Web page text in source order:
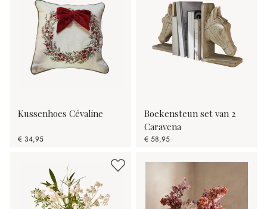
Kussenhoes Cévaline
€ 34,95
Boekensteun set van 2
Caravena
€ 58,95